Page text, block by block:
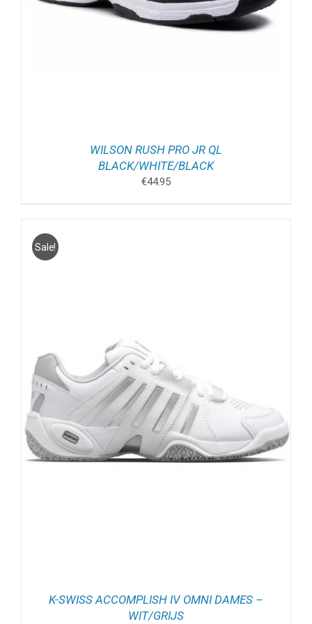
WILSON RUSH PRO JR QL
BLACK/WHITE/BLACK
€44.95
Sale!
K-SWISS ACCOMPLISH IV OMNI DAMES –
WIT/GRIJS